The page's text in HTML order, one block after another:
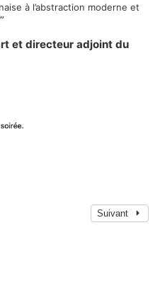
à l’abstraction moderne et
”
et directeur adjoint du
Suivant